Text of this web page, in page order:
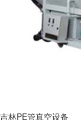
吉林PE管真空设备